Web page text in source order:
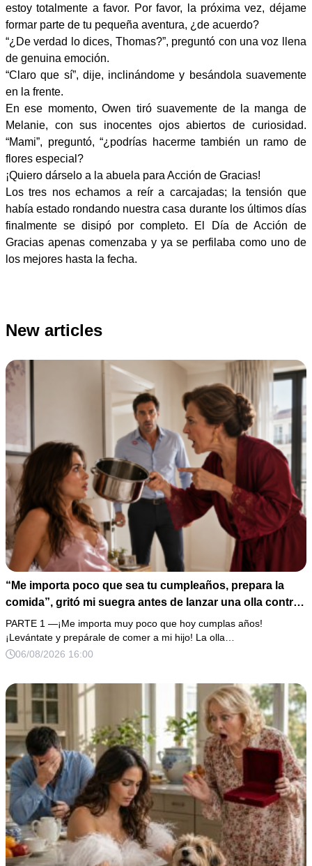
estoy totalmente a favor. Por favor, la próxima vez, déjame
formar parte de tu pequeña aventura, ¿de acuerdo?
“¿De verdad lo dices, Thomas?”, preguntó con una voz llena
de genuina emoción.
“Claro que sí”, dije, inclinándome y besándola suavemente
en la frente.
En ese momento, Owen tiró suavemente de la manga de
Melanie, con sus inocentes ojos abiertos de curiosidad.
“Mami”, preguntó, “¿podrías hacerme también un ramo de
flores especial?
¡Quiero dárselo a la abuela para Acción de Gracias!
Los tres nos echamos a reír a carcajadas; la tensión que
había estado rondando nuestra casa durante los últimos días
finalmente se disipó por completo. El Día de Acción de
Gracias apenas comenzaba y ya se perfilaba como uno de
los mejores hasta la fecha.
New articles
“Me importa poco que sea tu cumpleaños, prepara la
comida”, gritó mi suegra antes de lanzar una olla contra
mi cama. Mi esposo regresó horas después oliendo al
perfume de su amante, seguro de que yo lo perdonaría.
Pero yo ya tenía 3 copias de los estados de cuenta y una
PARTE 1 —¡Me importa muy poco que hoy cumplas años!
¡Levántate y prepárale de comer a mi hijo! La olla…
06/08/2026 16:00